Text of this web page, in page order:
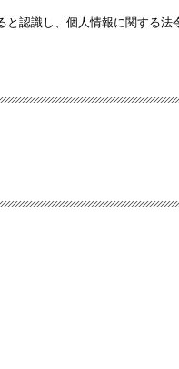
認識し、個人情報に関する法